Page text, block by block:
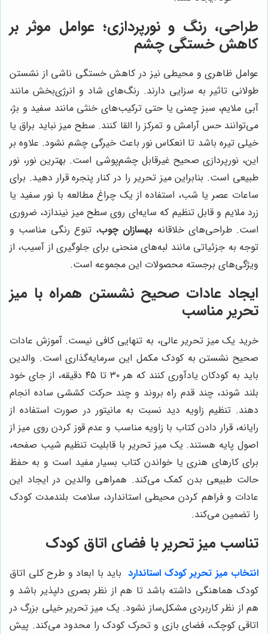
طراحی، رنگ و نورپردازی؛ عوامل موثر بر
کاهش خستگی چشم
عوامل ظاهری و محیطی نیز در کاهش خستگی ناشی از نشستن
طولانی تاثیر به سزایی دارند. رنگ‌های شاد و انرژی‌بخش مانند
آبی ملایم، سبز چمنی یا حتی ترکیب‌های خنثی مانند سفید و بژ،
می‌توانند حس آرامش و تمرکز را القا کنند. سطح میز نباید براق یا
خیلی تیره باشد تا انعکاس نور باعث خیرگی چشم نشود. علاوه بر
این، نورپردازی صحیح غیرقابل چشم‌پوشی است. بهترین نور، نور
طبیعی است. بنابراین میز تحریر را در کنار پنجره قرار دهید. برای
ساعات عصر یا شب، استفاده از یک چراغ مطالعه با نور سفید یا
زرد ملایم و قابل تنظیم که سایه‌ای روی سطح میز نیندازد، ضروری
است. طراحی‌های خلاقانه بهسازان چوب، تنوع رنگی مناسب و
توجه به جزئیاتی مانند لبه‌های منحنی برای جلوگیری از آسیب، از
ویژگی‌های برجسته محصولات این مجموعه است.
ایجاد عادات صحیح نشستن همراه با میز
تحریر مناسب
خرید یک میز تحریر عالی، به تنهایی کافی نیست. آموزش عادات
صحیح نشستن به کودک مکمل این سرمایه‌گذاری است. والدین
باید به کودکان یادآوری کنند که هر ۳۰ تا ۴۵ دقیقه، از جای خود
بلند شوند، چند قدم راه بروند و چند حرکت کششی ساده انجام
دهند. تنظیم زاویه دید نسبت به مانیتور در صورت استفاده از
رایانه، قرار دادن کتاب با زاویه مناسب و عدم قوز کردن روی میز از
اصول پایه هستند. یک میز تحریر با قابلیت تنظیم شیب صفحه،
برای کارهای هنری یا خواندن کتاب بسیار مفید است و به حفظ
حالت طبیعی بدن کمک می‌کند. همراهی والدین در ایجاد این
عادات و فراهم کردن محیطی استاندارد، سلامت بلندمدت کودک
را تضمین می‌کند.
تناسب میز تحریر با فضای اتاق کودک
انتخاب میز تحریر کودک استاندارد باید با ابعاد و طرح کلی اتاق
کودک هماهنگی داشته باشد تا هم از نظر بصری دلپذیر باشد و
هم از نظر کاربردی مشکل‌ساز نشود. یک میز تحریر خیلی بزرگ در
اتاقی کوچک، فضای بازی و تحرک کودک را محدود می‌کند. پیش